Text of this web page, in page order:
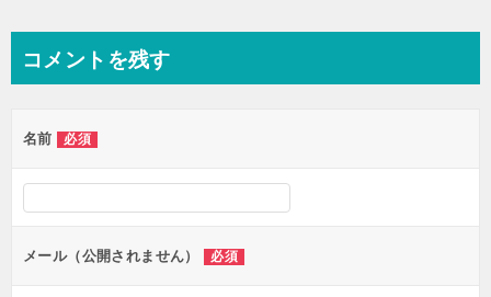
コメントを残す
名前 必須
メール（公開されません） 必須